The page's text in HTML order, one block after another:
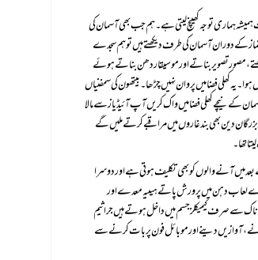
(۸)حضورصلی اللہ علیہ وسلم نے فرمایا: نماز کے دوران آسمان کی طرف نہ دیکھو۔یہ فرمان بھی درست ہے آسمان میں ایک وسعت ہے یہ وسعت ہمیشہ ہماری توجہ کھینچ لیتی ہے۔ ہم جب بھی آسمان کی
طرف دیکھتے ہیں ہماری توجہ بٹ جاتی ہے۔ہمیں توجہ واپس لانے میں ٹھیک ٹھاک وقت لگتا ہے۔ نماز کے لیے یکسوئی درکار ہوتی ہے ہم جب نماز کے دوران آسمان کی طرف دیکھتے ہیں تو ہم سجدے
اور رکوع بھول جاتے ہیں چنانچہ حکم دیا گیا نماز کے دوران آسمان کی طرف نہ دیکھو۔ یہ فارمولہ تخلیقی کاموں کے لیے بھی اہم ہے۔ اگر لکھاری لکھتے، مصور تصویر بناتے اور موسیقار دھن بناتے ہوئے
آسمان کی طرف دیکھ لے تو اس کا تسلسل ٹوٹ جاتا ہے یہ اپنا کام مکمل نہیں کر پاتا شاید یہی وجہ ہے کہ دنیا کا زیادہ تر تخلیقی کام بند کمروں میں مکمل ہوا۔ یہ کھلی فضا میں پروان نہیں چڑھا۔بیتھون کی سمفنیاں
ہوں ڈاونچی کا لاسٹ سپر ہو یا پھر ٹالسٹائی کا وار اینڈ پیس دنیا کا ہر ماسٹر پیس بند کمرے میں تخلیق ہوا۔ آپ تخلیق کا آئیڈیا لینا چاہتے ہیں تو آپ کھلے آسمان کے نیچے کھلی فضا میں واک کریں آپ آئیڈیاز سے مالا
ہول ہو جائیں گے لیکن آپ اگر ان آئیڈیاز پر کام کرنا چاہتے ہیں تو پھر آپ کمرے میں بند ہو جائیں ،آپ کمال کر دیں گے۔آپ کو انبیا، اولیا اور بزرگان دین بھی بند غاروں میں مراقبے کرتے ملیں گے
تھا۔
(۹)حضورصلی اللہ علیہ وسلم نے فرمایا: رفع حاجت کی جگہ (ٹوائلٹ میں)مت تھوکو۔ یہ حکم اپنے اندر دو حکمتیں رکھتا ہے ۔ ٹوائلٹ میں تھوکنے سے بعد میں آنے والوں کو بھی تکلیف ہوتی ہے اور دوسرا
ٹوائلٹس میں لاکھوں قسم کے جراثیم بھی ہوتے ہیں۔ ہم جب تھوکنے کے لیے منہ کھولتے ہیں تو یہ جراثیم ہمارے منہ میں پہنچ جاتے ہیں۔ یہ ہمارے لعاب دہن میں پرورش پاتے ہیںیہ معدے اور
پھیپھڑوں میں پہنچتے ہیں اورپھر یہ ہمیں بیمار کر دیتے ہیں۔آپ کو یہ جان کر حیرانی ہو گی ہماری ناک جراثیم کو پھیپھڑوں تک نہیں جانے دیتی۔ ہماری ناک سے صرف کیمیکلز جسم میں داخل ہوتے ہیں جراثیم
زیادہ تر منہ سے بدن میں اترتے ہیں اور ان کا بڑا سورس(ذریعہ) ٹوائلٹس ہوتے ہیں چنانچہ آپ ٹوائلٹ میں لمبی لمبی سانس لینے، تھوکنے،کچھ گنگنانے، آوازیں دینے اور موبائل فون پر بات کرنے سے